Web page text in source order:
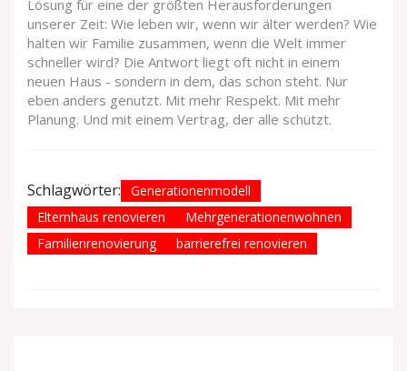
Lösung für eine der größten Herausforderungen
unserer Zeit: Wie leben wir, wenn wir älter werden? Wie
halten wir Familie zusammen, wenn die Welt immer
schneller wird? Die Antwort liegt oft nicht in einem
neuen Haus - sondern in dem, das schon steht. Nur
eben anders genutzt. Mit mehr Respekt. Mit mehr
Planung. Und mit einem Vertrag, der alle schützt.
Schlagwörter:
Generationenmodell
Elternhaus renovieren
Mehrgenerationenwohnen
Familienrenovierung
barrierefrei renovieren